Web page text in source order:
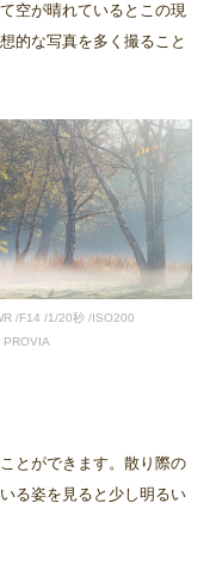
空が晴れているとこの現
的な写真を多く撮ること
/F14 /1/20秒 /ISO200
PROVIA
とができます。散り際の
る姿を見ると少し明るい